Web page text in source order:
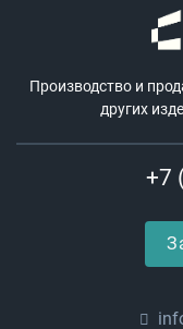
Производство и
других
+7